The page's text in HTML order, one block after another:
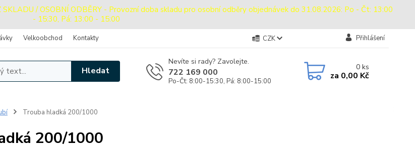
SKLADU / OSOBNÍ ODBĚRY - Provozní doba skladu pro osobní odběry objednávek do 31.08.2026: Po - Čt: 13:00
- 15:30, Pá: 13:00 - 15:00
Velkoobchod Kontakty CZK Přihlášení
Hledat
Nevíte si rady? Zavolejte.
722 169 000
Po-Čt: 8:00-15:30, Pá: 8:00-15:00
0ks
za 0,00 Kč
Trouba hladká 200/1000
200/1000